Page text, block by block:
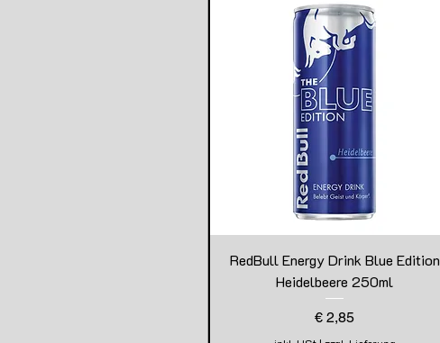
RedBull Energy Drink Blue Edition
Heidelbeere 250ml
Preis
€ 2,85